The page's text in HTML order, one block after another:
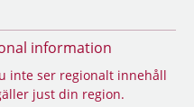
information
inte ser regionalt innehåll
just din region.